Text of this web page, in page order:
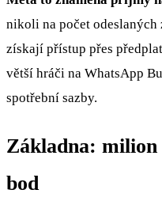
nikoli na počet
získají přístup přes
větší hráči na WhatsApp
spotřební sazby.
Základna:
bod